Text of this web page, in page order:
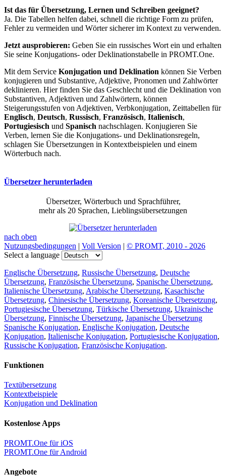
Ist das für Übersetzung, Lernen und Schreiben geeignet?
Ja. Die Tabellen helfen dabei, schnell die richtige Form zu prüfen,
Fehler zu vermeiden und Wörter sicherer im Kontext zu verwenden.
Jetzt ausprobieren: Geben Sie ein russisches Wort ein und erhalten
Sie seine Konjugations- oder Deklinationstabelle in PROMT.One.
Mit dem Service Konjugation und Deklination können Sie Verben
konjugieren und Substantive, Adjektive, Pronomen und Zahlwörter
deklinieren. Hier finden Sie das Geschlecht und die Deklination von
Substantiven, Adjektiven und Zahlwörtern, können
Steigerungsstufen von Adjektiven, Verbkonjugation, Zeittabellen für
Englisch, Deutsch, Russisch, Französisch, Italienisch,
Portugiesisch und Spanisch nachschlagen. Konjugieren Sie
Verben, lernen Sie die Konjugations- und Deklinationsregeln,
schlagen Sie Übersetzungen in Kontextbeispielen und einem
Wörterbuch nach.
Übersetzer herunterladen
Übersetzer, Wörterbuch und Sprachführer,
mehr als 20 Sprachen, Lieblingsübersetzungen
nach oben
Nutzungsbedingungen | Voll Version | © PROMT, 2010 - 2026
Select a language
Englische Übersetzung, Russische Übersetzung, Deutsche
Übersetzung, Französische Übersetzung, Spanische Übersetzung,
Italienische Übersetzung, Arabische Übersetzung, Kasachische
Übersetzung, Chinesische Übersetzung, Koreanische Übersetzung,
Portugiesische Übersetzung, Türkische Übersetzung, Ukrainische
Übersetzung, Finnische Übersetzung, Japanische Übersetzung
Spanische Konjugation, Englische Konjugation, Deutsche
Konjugation, Italienische Konjugation, Portugiesische Konjugation,
Russische Konjugation, Französische Konjugation.
Funktionen
Textübersetzung
Kontextbeispiele
Konjugation und Deklination
Kostenlose Apps
PROMT.One für iOS
PROMT.One für Android
Angebote